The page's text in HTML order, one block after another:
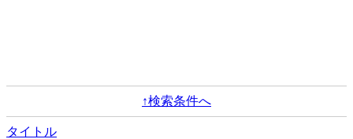
↑検索条件へ
タイトル